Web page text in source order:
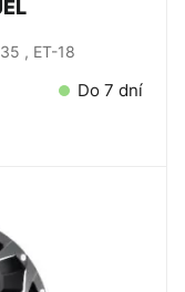
, ET-18
Do 7 dní